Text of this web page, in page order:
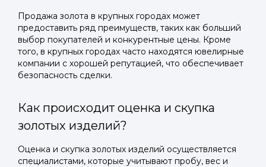
Продажа золота в крупных городах может
предоставить ряд преимуществ, таких как больший
выбор покупателей и конкурентные цены. Кроме
того, в крупных городах часто находятся ювелирные
компании с хорошей репутацией, что обеспечивает
безопасность сделки.
Как происходит оценка и скупка
золотых изделий?
Оценка и скупка золотых изделий осуществляется
специалистами, которые учитывают пробу, вес и